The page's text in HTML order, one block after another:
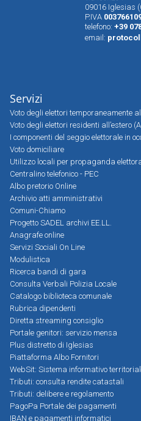
09016 Iglesias
P.IVA
telefono: +39
email:
Servizi
Voto degli elettori temporaneamente
Voto degli elettori residenti all’estero
I componenti del seggio elettorale in
Voto domiciliare
Utilizzo locali per propaganda
Centralino telefonico - PEC
Albo pretorio Online
Archivio atti amministrativi
Comuni-Chiamo
Progetto SADEL archivi EE.LL.
Anagrafe online
Servizi Sociali On Line
Modulistica
Ricerca bandi di gara
Consulta Verbali Polizia Locale
Catalogo biblioteca comunale
Rubrica dipendenti
Diretta streaming consiglio
Portale genitori: servizio mensa
Plus distretto di Iglesias
Piattaforma Albo Fornitori
WebSit: Sistema informativo
Tributi: consulta rendite catastali
Tributi: delibere e regolamento
PagoPa Portale dei pagamenti
IBAN e pagamenti informatici